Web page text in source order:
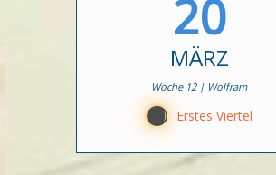
20
MÄRZ
Woche 12 | Wolfram
B Erstes Viertel